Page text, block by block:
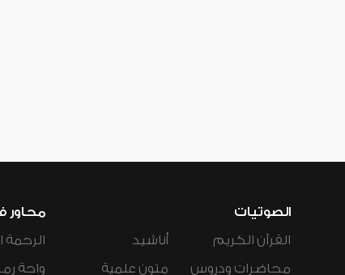
الصوتيات
القرآن الكريم
محاضرات ودروس
أناشيد
متون علمية
محاور
الرحمة
واحة